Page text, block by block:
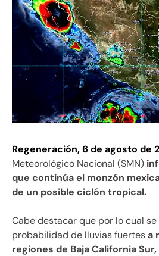
Regeneración, 6 de agosto de
Meteorológico Nacional (SMN)
que continúa el monzón
de un posible ciclón tropical.
Cabe destacar que por lo cual
probabilidad de lluvias fuertesa
regiones de Baja California